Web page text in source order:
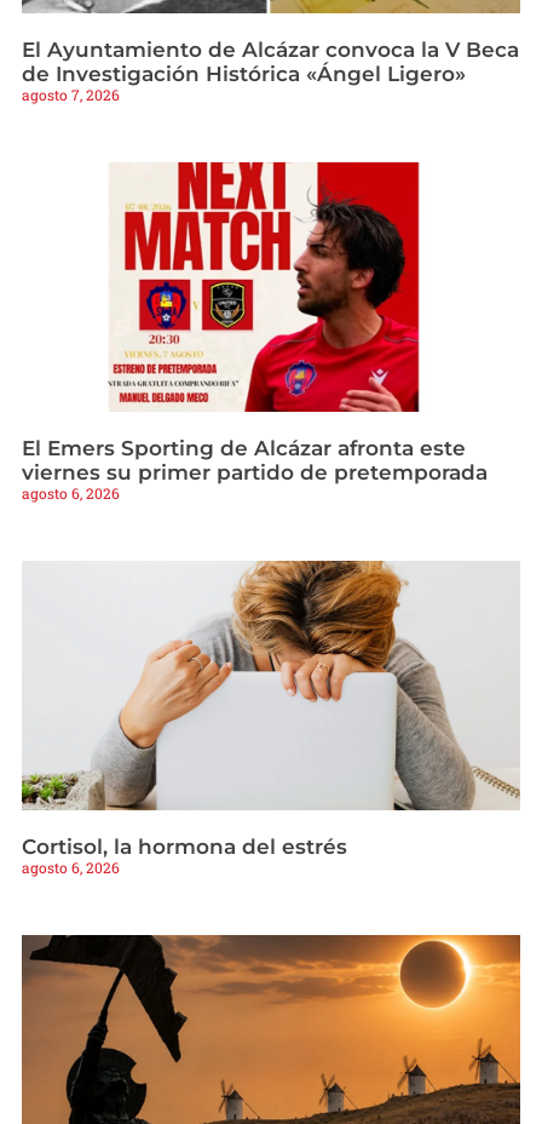
El Ayuntamiento de Alcázar convoca la V Beca
de Investigación Histórica «Ángel Ligero»
agosto 7, 2026
El Emers Sporting de Alcázar afronta este
viernes su primer partido de pretemporada
agosto 6, 2026
Cortisol, la hormona del estrés
agosto 6, 2026